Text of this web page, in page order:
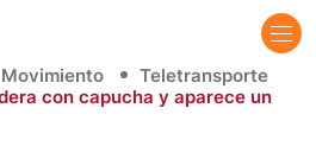
Movimiento
Teletransporte
con capucha y aparece un